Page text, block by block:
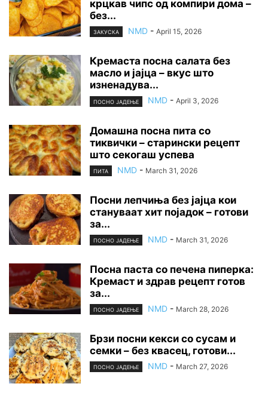
крцкав чипс од компири дома –
без...
ЗАКУСКА NMD - April 15, 2026
Кремаста посна салата без
масло и јајца – вкус што
изненадува...
ПОСНО ЈАДЕЊЕ NMD - April 3, 2026
Домашна посна пита со
тиквички – старински рецепт
што секогаш успева
ПИТА NMD - March 31, 2026
Посни лепчиња без јајца кои
стануваат хит појадок – готови
за...
ПОСНО ЈАДЕЊЕ NMD - March 31, 2026
Посна паста со печена пиперка:
Кремаст и здрав рецепт готов
за...
ПОСНО ЈАДЕЊЕ NMD - March 28, 2026
Брзи посни кекси со сусам и
семки – без квасец, готови...
ПОСНО ЈАДЕЊЕ NMD - March 27, 2026